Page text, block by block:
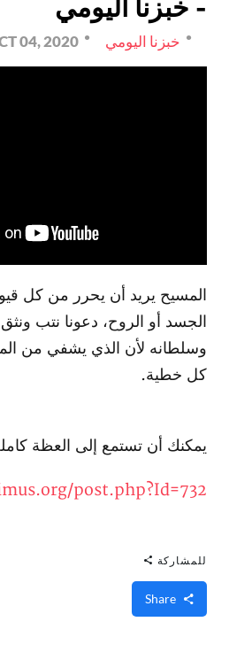
- خبزنا اليومي
خبزنا اليومي 04, 2020
المسيح يريد أن يحرر من كل
الجسد أو الروح، دعونا نتب
وسلطانه لأن الذي يشفي من
كل خطية.
يمكنك أن تستمع إلى العظة
post.php?Id=732
للمشاركة